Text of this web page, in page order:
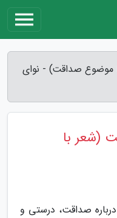
موضوع صداقت) - نوای
(شعر با
صداقت، درستی و